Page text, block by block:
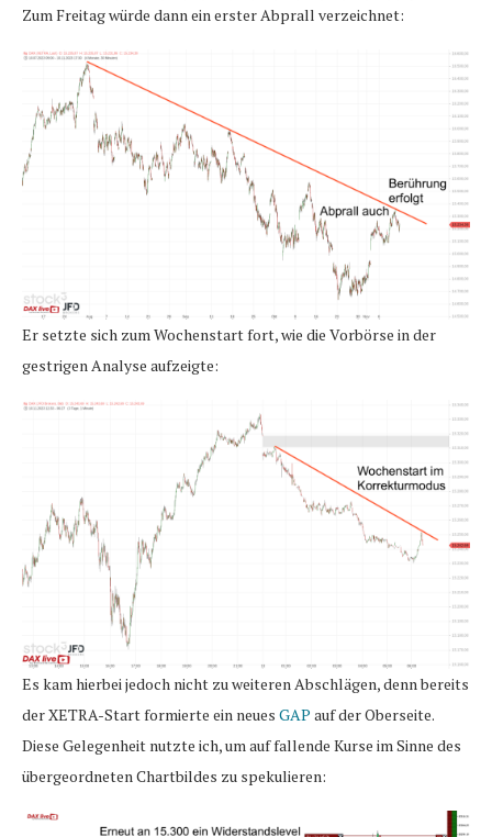
Zum Freitag würde dann ein erster Abprall verzeichnet:
Er setzte sich zum Wochenstart fort, wie die Vorbörse in der
gestrigen Analyse aufzeigte:
Es kam hierbei jedoch nicht zu weiteren Abschlägen, denn bereits
der XETRA-Start formierte ein neues GAP auf der Oberseite.
Diese Gelegenheit nutzte ich, um auf fallende Kurse im Sinne des
übergeordneten Chartbildes zu spekulieren: